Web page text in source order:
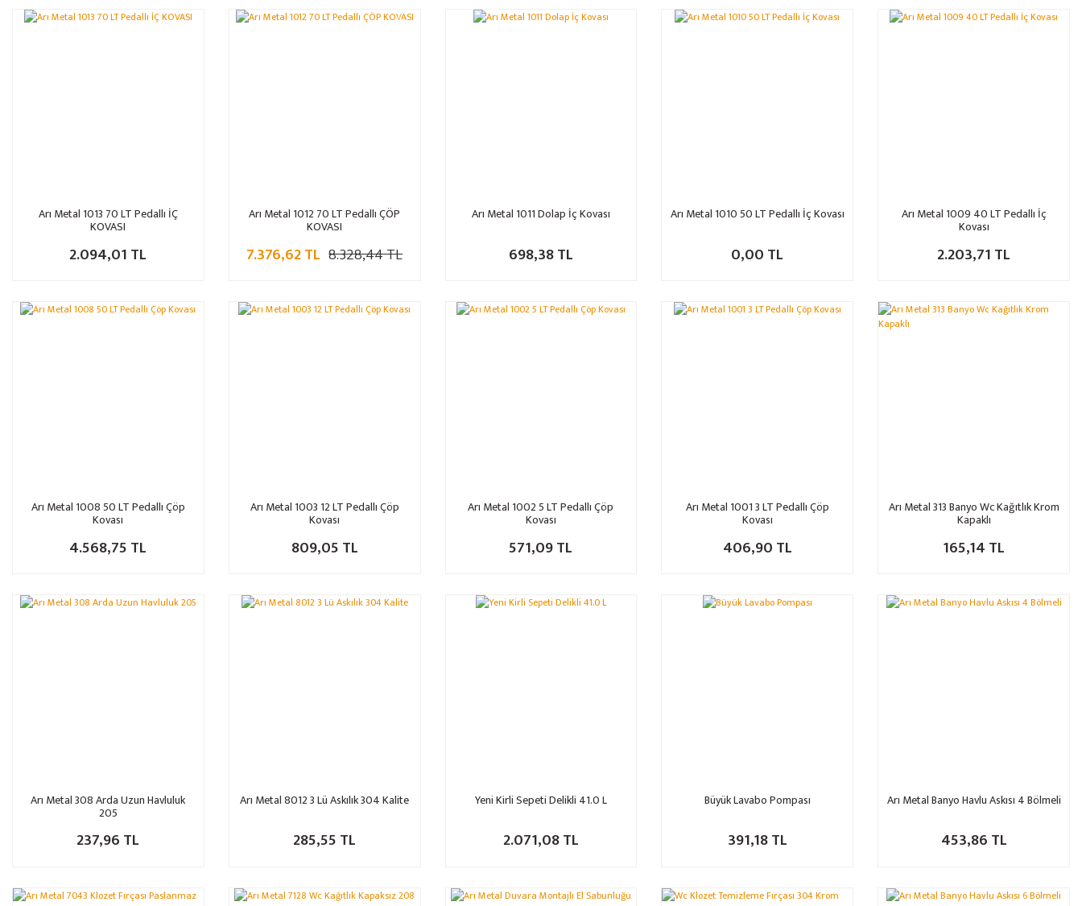
Arı Metal 1013 70 LT Pedallı İÇ
KOVASI
2.094,01 TL
%11
Arı Metal 1012 70 LT Pedallı ÇÖP
KOVASI
7.376,62 TL 8.328,44 TL
Arı Metal 1011 Dolap İç Kovası
698,38 TL
Arı Metal 1010 50 LT Pedallı İç Kovası
0,00 TL
Arı Metal 1009 40 LT Pedallı İç
Kovası
2.203,71 TL
Arı Metal 1008 50 LT Pedallı Çöp
Kovası
4.568,75 TL
Arı Metal 1003 12 LT Pedallı Çöp
Kovası
809,05 TL
Arı Metal 1002 5 LT Pedallı Çöp
Kovası
571,09 TL
Arı Metal 1001 3 LT Pedallı Çöp
Kovası
406,90 TL
Arı Metal 313 Banyo Wc Kağıtlık Krom
Kapaklı
165,14 TL
Arı Metal 308 Arda Uzun Havluluk
205
237,96 TL
Arı Metal 8012 3 Lü Askılık 304 Kalite
285,55 TL
Yeni Kirli Sepeti Delikli 41.0 L
2.071,08 TL
Büyük Lavabo Pompası
391,18 TL
Arı Metal Banyo Havlu Askısı 4 Bölmeli
453,86 TL